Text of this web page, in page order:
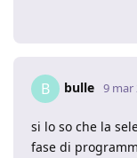
B bulle 9 mar
si lo so che la
fase di